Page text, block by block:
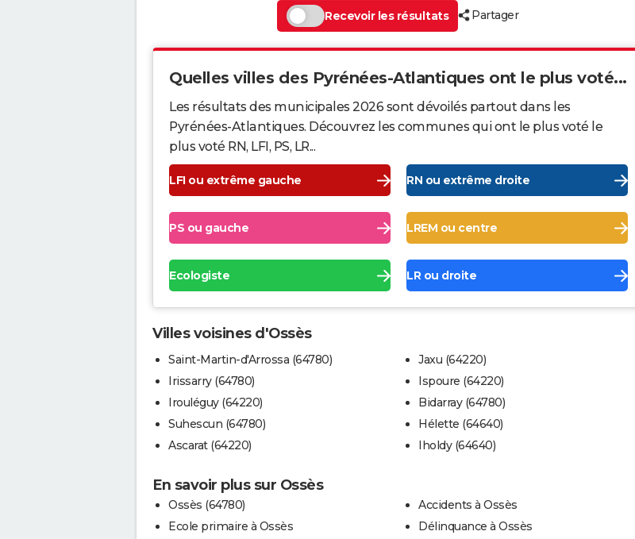
Recevoir les résultats
Partager
Quelles villes des Pyrénées-Atlantiques ont le plus voté...
Les résultats des municipales 2026 sont dévoilés partout dans les
Pyrénées-Atlantiques. Découvrez les communes qui ont le plus voté le
plus voté RN, LFI, PS, LR...
LFI ou extrême gauche RN ou extrême droite
PS ou gauche LREM ou centre
Ecologiste LR ou droite
Villes voisines d'Ossès
Saint-Martin-d'Arrossa (64780)
Irissarry (64780)
Irouléguy (64220)
Suhescun (64780)
Ascarat (64220)
Jaxu (64220)
Ispoure (64220)
Bidarray (64780)
Hélette (64640)
Iholdy (64640)
En savoir plus sur Ossès
Ossès (64780)
Ecole primaire à Ossès
Accidents à Ossès
Délinquance à Ossès